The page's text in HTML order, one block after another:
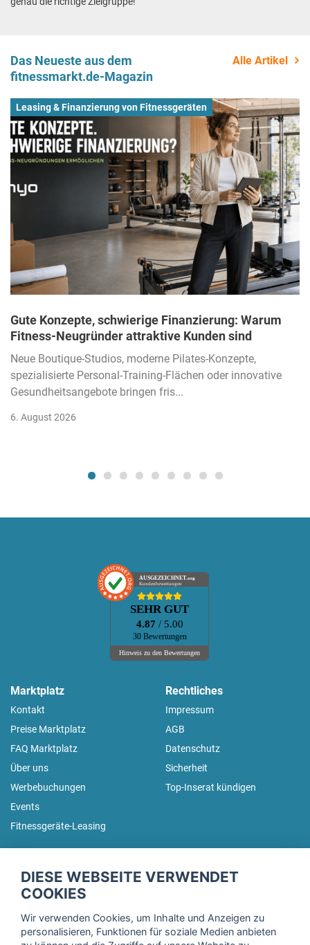
Das Neueste aus dem
fitnessmarkt.de-Magazin
Alle Artikel
Leasing & Finanzierung von Fitnessgeräten
Gute Konzepte, schwierige Finanzierung: Warum
Fitness-Neugründer attraktive Kunden sind
Neue Boutique-Studios, moderne Pilates-Konzepte,
spezialisierte Personal-Training-Flächen oder innovative
Gesundheitsangebote bringen fris...
6. August 2026
AUSGEZEICHNET.org
Kundenbewertungen
SEHR GUT
4.87 / 5.00
30 Bewertungen
Hinweis zu den Bewertungen
Marktplatz
Kontakt
Preise Marktplatz
FAQ Marktplatz
Über uns
Werbebuchungen
Events
Fitnessgeräte-Leasing
Rechtliches
Impressum
AGB
Datenschutz
Sicherheit
Top-Inserat kündigen
Trage dich hier für unseren Newsletter ein und erhalte regelmäßig
DIESE WEBSEITE VERWENDET
COOKIES
Wir verwenden Cookies, um Inhalte und Anzeigen zu
personalisieren, Funktionen für soziale Medien anbieten